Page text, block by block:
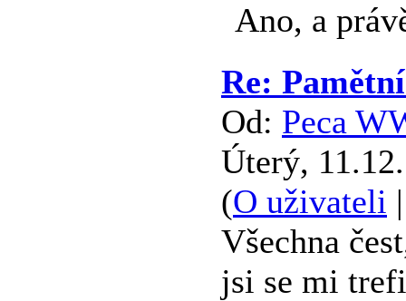
Ano, a
Re:
Od: Peca
Úterý,
(O uživateli
Všechna
jsi se mi